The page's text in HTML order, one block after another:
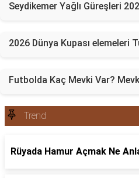
Seydikemer Yağlı Güreşleri
2026 Dünya Kupası elemeleri
Futbolda Kaç Mevki Var?
Trend
Rüyada Hamur Açmak Ne